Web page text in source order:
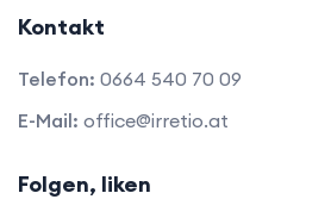
Kontakt
Telefon: 0664 540 70 09
E-Mail: office@irretio.at
Folgen, liken